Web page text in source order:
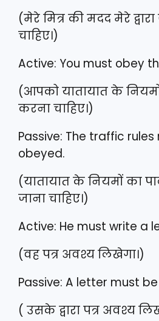
(मेरे मित्र की मदद मेरे
चाहिए।)
Active: You must obey
(आपको यातायात के
करना चाहिए।)
Passive: The traffic
obeyed.
(यातायात के नियमों का
जाना चाहिए।)
Active: He must write a
(वह पत्र अवश्य लिखेगा।)
Passive: A letter must
( उसके द्वारा पत्र अवश्य